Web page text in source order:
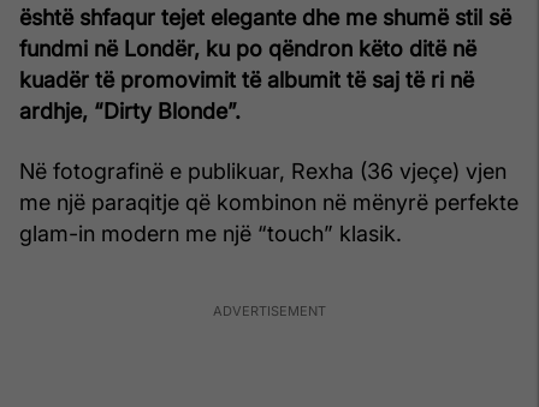
është shfaqur tejet elegante dhe me shumë stil së
fundmi në Londër, ku po qëndron këto ditë në
kuadër të promovimit të albumit të saj të ri në
ardhje, “Dirty Blonde”.
Në fotografinë e publikuar, Rexha (36 vjeçe) vjen
me një paraqitje që kombinon në mënyrë perfekte
glam-in modern me një “touch” klasik.